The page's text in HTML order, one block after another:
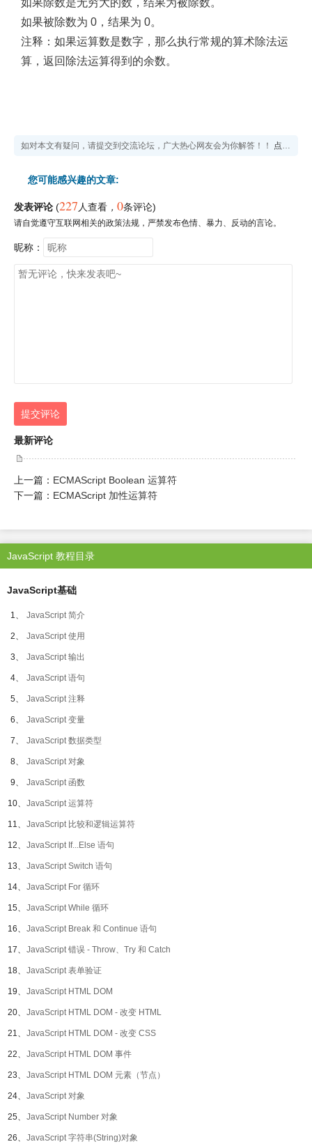
如果除数是无穷大的数，结果为被除数。
如果被除数为 0，结果为 0。
注释： 如果运算数是数字，那么执行常规的算术除法运
算，返回除法运算得到的余数。
如对本文有疑问，请提交到交流论坛，广大热心网友会为你解答！！ 点击进入论坛
您可能感兴趣的文章:
发表评论 (227 人查看 ， 0条评论)
请自觉遵守互联网相关的政策法规，严禁发布色情、暴力、反动的言论。
昵称：
提交评论
最新评论
上一篇： ECMAScript Boolean 运算符
下一篇： ECMAScript 加性运算符
JavaScript 教程目录
JavaScript基础
1、 JavaScript 简介
2、 JavaScript 使用
3、 JavaScript 输出
4、 JavaScript 语句
5、 JavaScript 注释
6、 JavaScript 变量
7、 JavaScript 数据类型
8、 JavaScript 对象
9、 JavaScript 函数
10、 JavaScript 运算符
11、 JavaScript 比较和逻辑运算符
12、 JavaScript If...Else 语句
13、 JavaScript Switch 语句
14、 JavaScript For 循环
15、 JavaScript While 循环
16、 JavaScript Break 和 Continue 语句
17、 JavaScript 错误 - Throw、Try 和 Catch
18、 JavaScript 表单验证
19、 JavaScript HTML DOM
20、 JavaScript HTML DOM - 改变 HTML
21、 JavaScript HTML DOM - 改变 CSS
22、 JavaScript HTML DOM 事件
23、 JavaScript HTML DOM 元素（节点）
24、 JavaScript 对象
25、 JavaScript Number 对象
26、 JavaScript 字符串(String)对象